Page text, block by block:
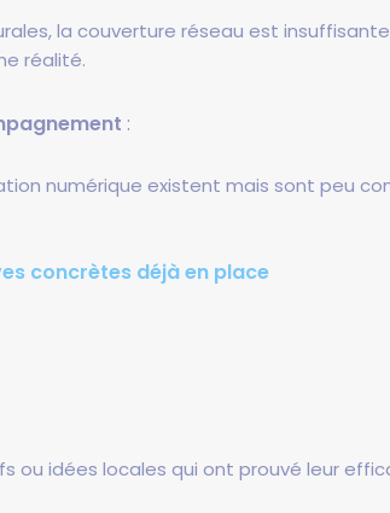
la couverture réseau est
réalité.
:
numérique existent mais sont peu
concrètes déjà en place
ou idées locales qui ont prouvé leur